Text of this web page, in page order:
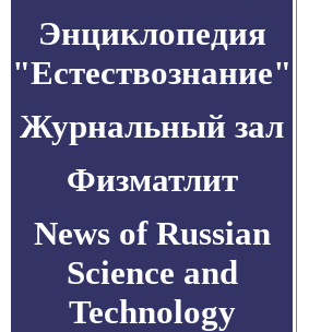
Энциклопедия
"Естествознание"
Журнальный зал
Физматлит
News of Russian
Science and
Technology